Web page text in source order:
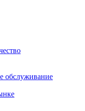
обслуживание